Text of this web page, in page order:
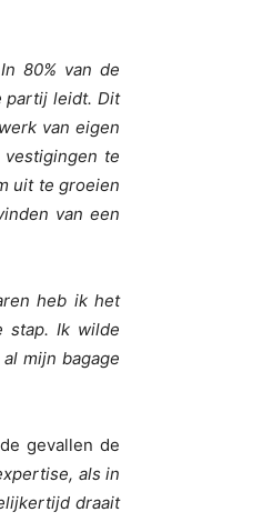
80% van de
partij leidt. Dit
van eigen
te
uit te groeien
van een
heb ik het
stap. Ik wilde
mijn bagage
gevallen de
als in
draait